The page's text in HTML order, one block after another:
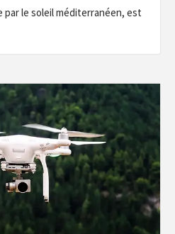
par le soleil méditerranéen, est